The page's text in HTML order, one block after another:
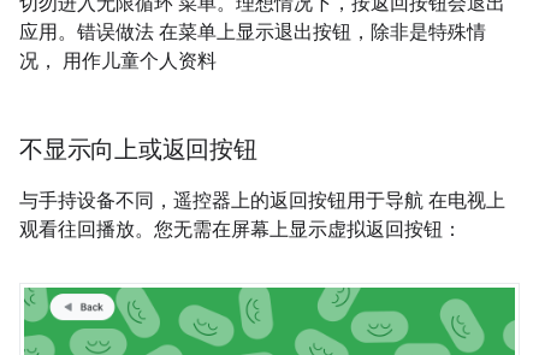
应用。错误做法 在菜单上显示退出按钮，除非是特殊情
况， 用作儿童个人资料
不显示向上或返回按钮
与手持设备不同，遥控器上的返回按钮用于导航 在电视上
观看往回播放。您无需在屏幕上显示虚拟返回按钮：